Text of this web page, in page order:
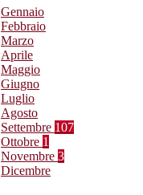
Gennaio
Febbraio
Marzo
Aprile
Maggio
Giugno
Luglio
Agosto
Settembre 107
Ottobre 1
Novembre 3
Dicembre